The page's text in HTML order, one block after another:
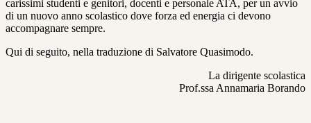
carissimi studenti e genitori, docenti e personale ATA, per un avvio
di un nuovo anno scolastico dove forza ed energia ci devono
accompagnare sempre.
Qui di seguito, nella traduzione di Salvatore Quasimodo.
La dirigente scolastica
Prof.ssa Annamaria Borando